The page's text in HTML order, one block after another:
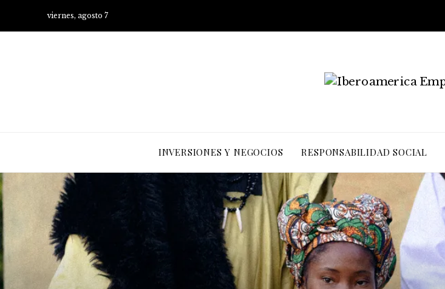
viernes, agosto 7
INVERSIONES Y NEGOCIOS RESPONSABILIDAD SOCIAL